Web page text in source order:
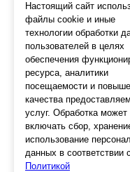
Магниты
Клещи
Зажимы
Тиски
Настоящий сайт
файлы cookie и иные
технологии обработки
пользователей в целях
обеспечения
ресурса, аналитики
посещаемости и
качества
услуг. Обработка может
включать сбор,
использование
данных в соответствии с
Политикой